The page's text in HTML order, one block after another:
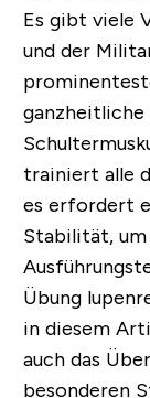
Es gibt viele
und der
trainiert alle
es erfordert
Stabilität,
Übung
in diesem
auch das
besonderen